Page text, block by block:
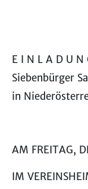
E I N L A D U
Siebenbürger
in
AM FREITAG,
IM